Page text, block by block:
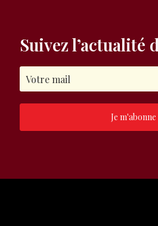
Suivez l’actualité
Je m'abonne